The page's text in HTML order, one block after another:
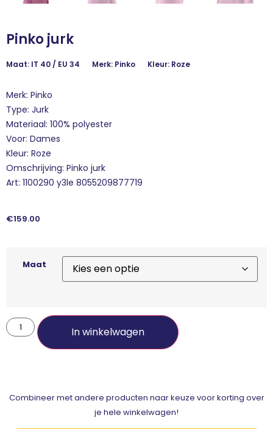
Pinko jurk
Maat: IT 40 / EU 34 Merk: Pinko Kleur: Roze
Merk: Pinko
Type: Jurk
Materiaal: 100% polyester
Voor: Dames
Kleur: Roze
Omschrijving: Pinko jurk
Art: 1100290 y3le 8055209877719
€159.00
Maat
In winkelwagen
Combineer met andere producten naar keuze voor korting over
je hele winkelwagen!